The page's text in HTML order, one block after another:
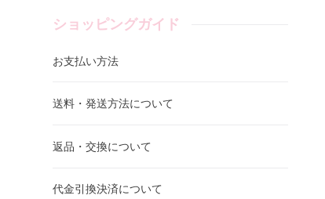
ショッピングガイド
お支払い方法
送料・発送方法について
返品・交換について
代金引換決済について